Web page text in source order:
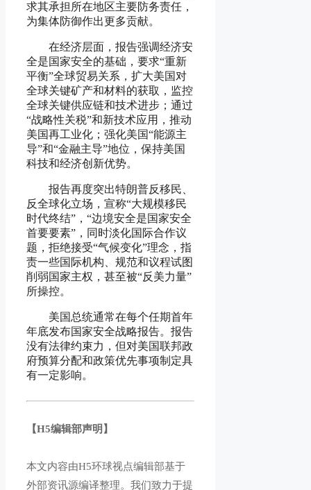
求其承担所在地区主要防务责任，
为集体防御作出更多贡献。
在经济层面，报告强调经济安
全是国家安全的基础，要求“重新
平衡”全球贸易关系，扩大美国对
全球关键矿产和材料的获取，监控
全球关键供应链和技术进步；通过
“战略性关税”和新技术应用，推动
美国再工业化；强化美国“能源主
导”和“金融主导”地位，保持美国
科技和经济创新优势。
报告再度突出特朗普反移民、
反全球化立场，宣称“大规模移民
时代终结”，“边境安全是国家安全
首要要素”，同时淡化国际合作议
题，拒绝接受“气候变化”理念，指
责一些国际机构、规范和议程试图
削弱国家主权，甚至被“反美力量”
所操控。
美国总统通常在每个任期首年
年底发布国家安全战略报告。报告
没有法律约束力，但对美国联邦政
府预算分配和政策优先事项制定具
有一定影响。
【H5编辑部声明】
本文内容由H5环球视点编辑部基于
外部资讯源编译整理。我们致力于提